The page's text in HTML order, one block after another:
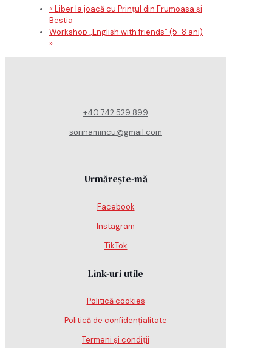
« Liber la joacă cu Prințul din Frumoasa și
Bestia
Workshop „English with friends” (5-8 ani)
»
+40 742 529 899
sorinamincu@gmail.com
Urmărește-mă
Facebook
Instagram
TikTok
Link-uri utile
Politică cookies
Politică de confidențialitate
Termeni și condiții